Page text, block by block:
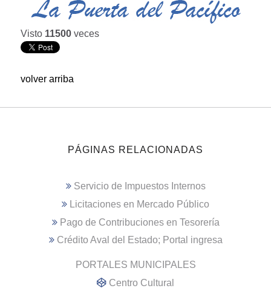
Visto 11500 veces
volver arriba
PÁGINAS RELACIONADAS
Servicio de Impuestos Internos
Licitaciones en Mercado Público
Pago de Contribuciones en Tesorería
Crédito Aval del Estado; Portal ingresa
PORTALES MUNICIPALES
Centro Cultural